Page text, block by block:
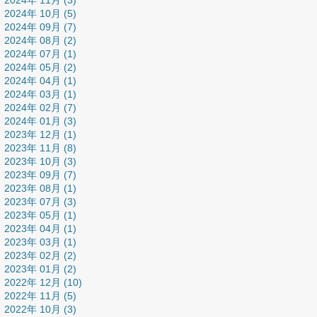
2024年 10月 (5)
2024年 09月 (7)
2024年 08月 (2)
2024年 07月 (1)
2024年 05月 (2)
2024年 04月 (1)
2024年 03月 (1)
2024年 02月 (7)
2024年 01月 (3)
2023年 12月 (1)
2023年 11月 (8)
2023年 10月 (3)
2023年 09月 (7)
2023年 08月 (1)
2023年 07月 (3)
2023年 05月 (1)
2023年 04月 (1)
2023年 03月 (1)
2023年 02月 (2)
2023年 01月 (2)
2022年 12月 (10)
2022年 11月 (5)
2022年 10月 (3)